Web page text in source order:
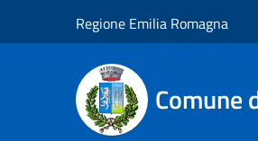
Regione Emilia Romagna
Comune